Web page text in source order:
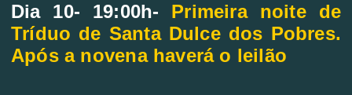
Dia 10- 19:00h- Primeira noite de
Tríduo de Santa Dulce dos Pobres.
Após a novena haverá o leilão